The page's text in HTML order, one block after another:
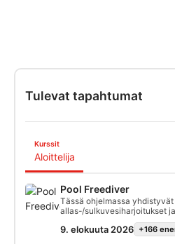
Tulevat tapahtumat
Kurssit
Aloittelija
Pool Freediver
Tässä ohjelmassa
allas-/sulkuvesiharjoitukset ja
avovesisukellukset, jotta voit
mukavan ja itsevarman
9. elokuuta 2026 +166